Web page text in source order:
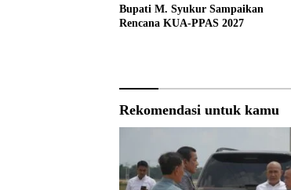
Bupati M. Syukur Sampaikan
Rencana KUA-PPAS 2027
Rekomendasi untuk kamu